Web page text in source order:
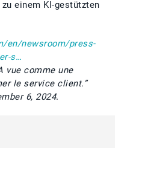
einem KI-gestützten
en/newsroom/press-
s…
vue comme une
le service client.”
6, 2024.